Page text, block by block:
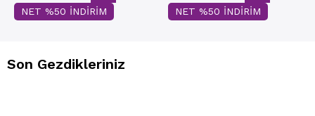
NET %50 İNDİRİM NET %50 İNDİRİM
Son Gezdikleriniz